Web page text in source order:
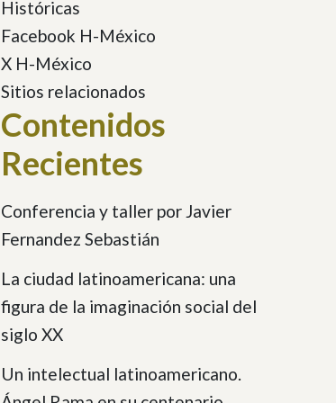
Históricas
Facebook H-México
X H-México
Sitios relacionados
Contenidos
Recientes
Conferencia y taller por Javier
Fernandez Sebastián
La ciudad latinoamericana: una
figura de la imaginación social del
siglo XX
Un intelectual latinoamericano.